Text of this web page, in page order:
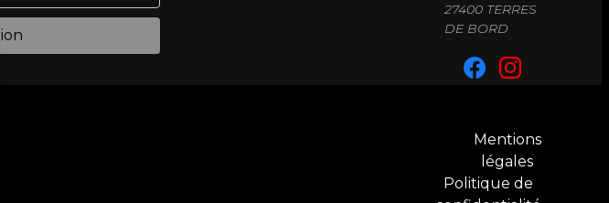
27400 TERRES
DE BORD
Mentions
légales
Politique de